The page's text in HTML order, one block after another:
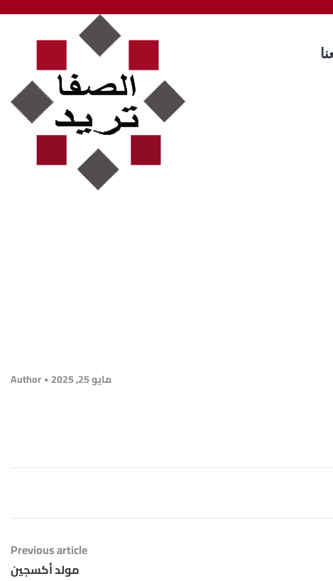
مايو 25, 2025 Author
Previous article
مولد أكسجين